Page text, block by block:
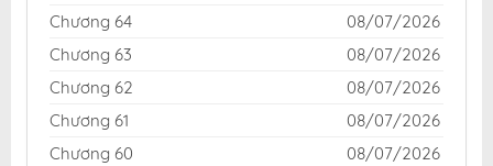
Chương 64
08/07/2026
Chương 63
08/07/2026
Chương 62
08/07/2026
Chương 61
08/07/2026
Chương 60
08/07/2026